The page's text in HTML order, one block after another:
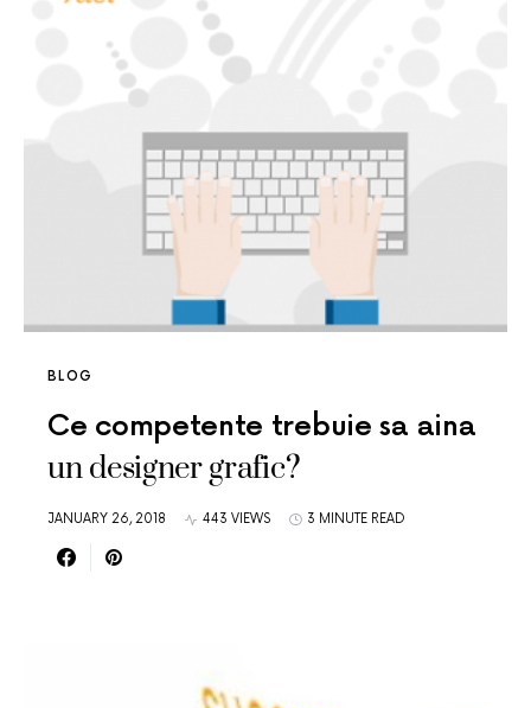
BLOG
Ce competente trebuie sa aina
un designer grafic?
JANUARY 26, 2018 443 VIEWS 3 MINUTE READ